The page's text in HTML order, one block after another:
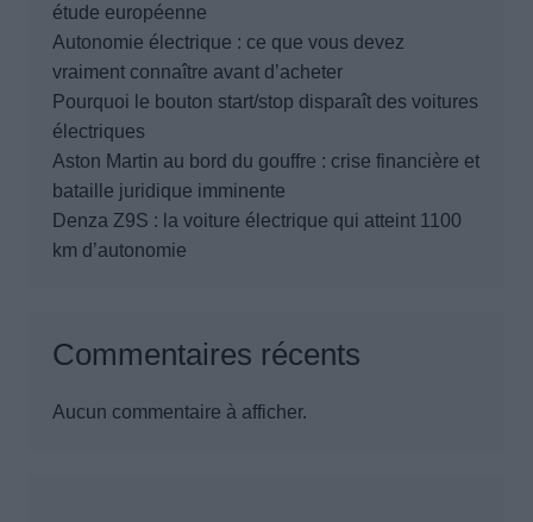
étude européenne
Autonomie électrique : ce que vous devez
vraiment connaître avant d’acheter
Pourquoi le bouton start/stop disparaît des voitures
électriques
Aston Martin au bord du gouffre : crise financière et
bataille juridique imminente
Denza Z9S : la voiture électrique qui atteint 1100
km d’autonomie
Commentaires récents
Aucun commentaire à afficher.